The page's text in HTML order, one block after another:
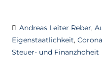
Andreas Leiter Reber,
Eigenstaatlichkeit,
Steuer- und Finanzhoheit